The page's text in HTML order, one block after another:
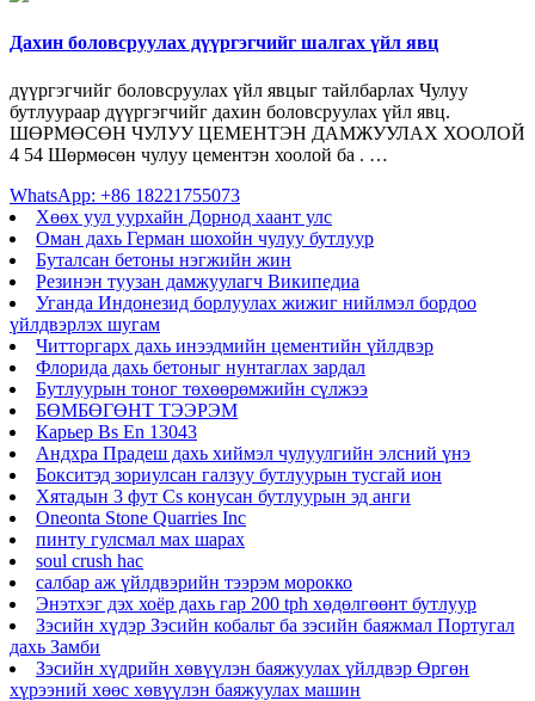
Дахин боловсруулах дүүргэгчийг шалгах үйл явц
дүүргэгчийг боловсруулах үйл явцыг тайлбарлах Чулуу
бутлуураар дүүргэгчийг дахин боловсруулах үйл явц.
ШӨРМӨСӨН ЧУЛУУ ЦЕМЕНТЭН ДАМЖУУЛАХ ХООЛОЙ
4 54 Шөрмөсөн чулуу цементэн хоолой ба . …
WhatsApp: +86 18221755073
Хөөх уул уурхайн Дорнод хаант улс
Оман дахь Герман шохойн чулуу бутлуур
Буталсан бетоны нэгжийн жин
Резинэн туузан дамжуулагч Википедиа
Уганда Индонезид борлуулах жижиг нийлмэл бордоо
үйлдвэрлэх шугам
Читторгарх дахь инээдмийн цементийн үйлдвэр
Флорида дахь бетоныг нунтаглах зардал
Бутлуурын тоног төхөөрөмжийн сүлжээ
БӨМБӨГӨНТ ТЭЭРЭМ
Карьер Bs En 13043
Андхра Прадеш дахь хиймэл чулуулгийн элсний үнэ
Бокситэд зориулсан галзуу бутлуурын тусгай ион
Хятадын 3 фут Cs конусан бутлуурын эд анги
Oneonta Stone Quarries Inc
пинту гулсмал мах шарах
soul crush hac
салбар аж үйлдвэрийн тээрэм морокко
Энэтхэг дэх хоёр дахь гар 200 tph хөдөлгөөнт бутлуур
Зэсийн хүдэр Зэсийн кобальт ба зэсийн баяжмал Португал
дахь Замби
Зэсийн хүдрийн хөвүүлэн баяжуулах үйлдвэр Өргөн
хүрээний хөөс хөвүүлэн баяжуулах машин